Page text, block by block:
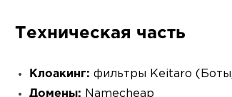
Техническая часть
Клоакинг: фильтры Keitaro
Домены: Namecheap